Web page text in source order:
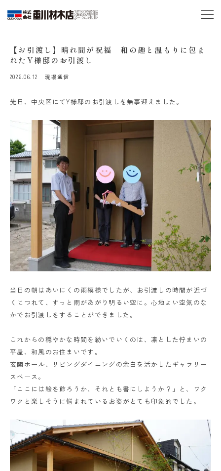
【お引渡し】晴れ間が祝福 和の趣と温もりに包ま
れたY様邸のお引渡し
2026.06.12 現場通信
先日、中央区にてY様邸のお引渡しを無事迎えました。
当日の朝はあいにくの雨模様でしたが、お引渡しの時間が近づ
くにつれて、すっと雨があがり明るい空に。心地よい空気のな
かでお引渡しをすることができました。
これからの穏やかな時間を紡いでいくのは、凛とした佇まいの
平屋、和風のお住まいです。
玄関ホール、リビングダイニングの余白を活かしたギャラリー
スペース。
「ここには絵を飾ろうか、それとも書にしようか？」と、ワク
ワクと楽しそうに悩まれているお姿がとても印象的でした。